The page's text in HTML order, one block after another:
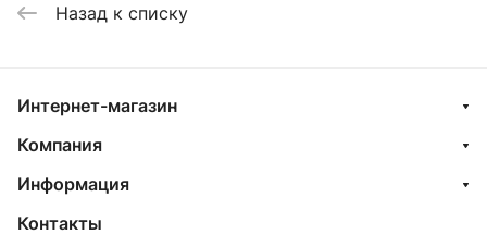
Назад к списку
Интернет-магазин
Компания
Информация
Контакты